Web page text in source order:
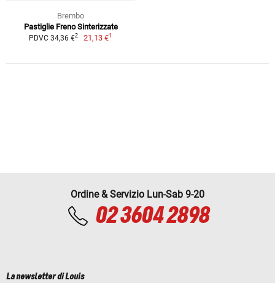
Brembo
Pastiglie Freno Sinterizzate
PDVC 34,36 €2 21,13 €1
Ordine & Servizio Lun-Sab 9-20
02 3604 2898
La newsletter di Louis